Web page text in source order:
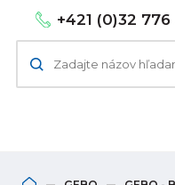
+421 (0)32 776